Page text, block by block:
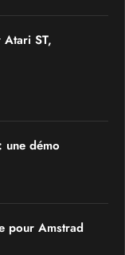
ST,
une démo
pour Amstrad